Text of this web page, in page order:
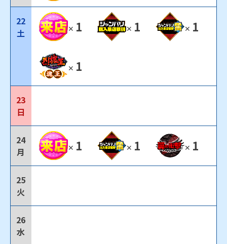
22
土
✕ 1 ✕ 1 ✕ 1
✕ 1
23
日
24
月
✕ 1 ✕ 1 ✕ 1
25
火
26
水